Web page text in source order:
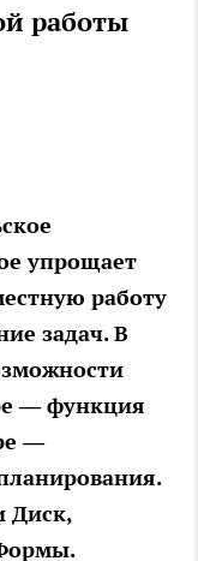
работы
упрощает
работу
задач. В
— функция
—
Диск,